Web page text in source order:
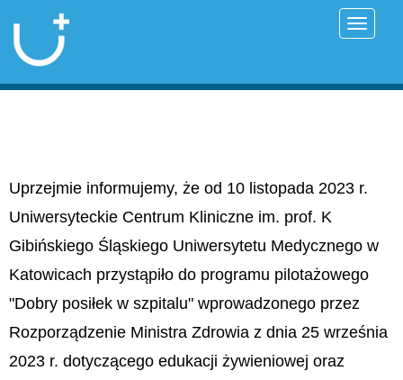
Uprzejmie informujemy, że od 10 listopada 2023 r.
Uniwersyteckie Centrum Kliniczne im. prof. K
Gibińskiego Śląskiego Uniwersytetu Medycznego w
Katowicach przystąpiło do programu pilotażowego
"Dobry posiłek w szpitalu" wprowadzonego przez
Rozporządzenie Ministra Zdrowia z dnia 25 września
2023 r. dotyczącego edukacji żywieniowej oraz